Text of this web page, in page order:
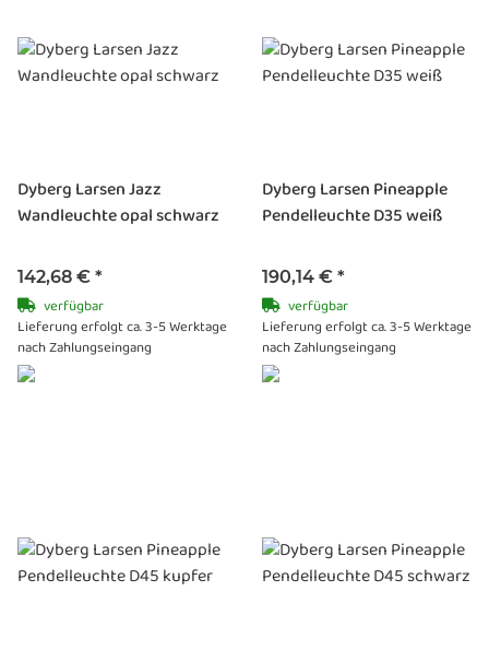
Dyberg Larsen Jazz
Wandleuchte opal schwarz
142,68 € *
verfügbar
Lieferung erfolgt ca. 3-5 Werktage
nach Zahlungseingang
Dyberg Larsen Pineapple
Pendelleuchte D35 weiß
190,14 € *
verfügbar
Lieferung erfolgt ca. 3-5 Werktage
nach Zahlungseingang